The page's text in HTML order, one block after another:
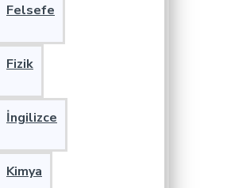
Felsefe
Fizik
İngilizce
Kimya